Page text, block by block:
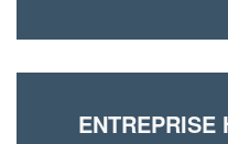
ENTREPRISE